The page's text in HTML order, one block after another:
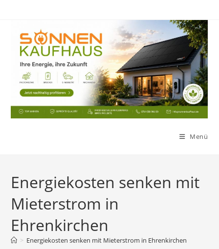
Menü
Energiekosten senken mit
Mieterstrom in
Ehrenkirchen
> Energiekosten senken mit Mieterstrom in Ehrenkirchen